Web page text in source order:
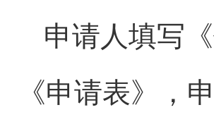
申请人填写《
《申请表》，